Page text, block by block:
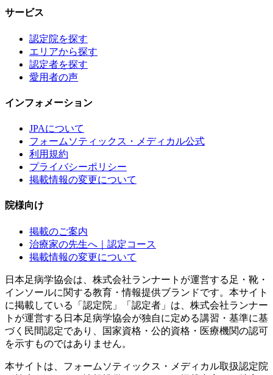
サービス
認定院を探す
エリアから探す
認定者を探す
愛用者の声
インフォメーション
JPAについて
フォームソティックス・メディカル公式
利用規約
プライバシーポリシー
掲載情報の変更について
院様向け
掲載のご案内
治療家の先生へ｜認定コース
掲載情報の変更について
日本足病学協会は、株式会社ランナートが運営する足・靴・
インソールに関する教育・情報提供ブランドです。本サイト
に掲載している「認定院」「認定者」は、株式会社ランナー
トが運営する日本足病学協会が独自に定める講習・基準に基
づく民間認定であり、国家資格・公的資格・医療機関の認可
を示すものではありません。
本サイトは、フォームソティックス・メディカル取扱認定院